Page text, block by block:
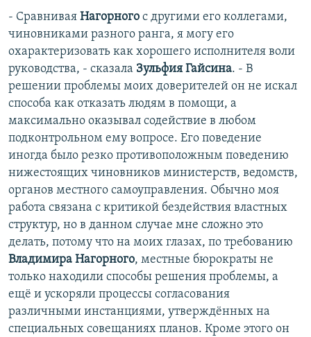
- Сравнивая Нагорного с другими его коллегами,
чиновниками разного ранга, я могу его
охарактеризовать как хорошего исполнителя воли
руководства, - сказала Зульфия Гайсина. - В
решении проблемы моих доверителей он не искал
способа как отказать людям в помощи, а
максимально оказывал содействие в любом
подконтрольном ему вопросе. Его поведение
иногда было резко противоположным поведению
нижестоящих чиновников министерств, ведомств,
органов местного самоуправления. Обычно моя
работа связана с критикой бездействия властных
структур, но в данном случае мне сложно это
делать, потому что на моих глазах, по требованию
Владимира Нагорного, местные бюрократы не
только находили способы решения проблемы, а
ещё и ускоряли процессы согласования
различными инстанциями, утверждённых на
специальных совещаниях планов. Кроме этого он